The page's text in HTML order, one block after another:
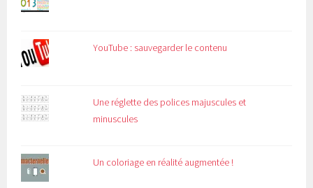
YouTube : sauvegarder le contenu
Une réglette des polices majuscules et
minuscules
Un coloriage en réalité augmentée !